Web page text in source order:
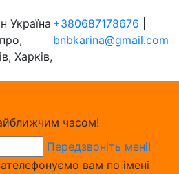
Україна
Харків,
+380687178676
bnbkarina@gmail.com
часом!
Передзвоніть мені!
вам по імені